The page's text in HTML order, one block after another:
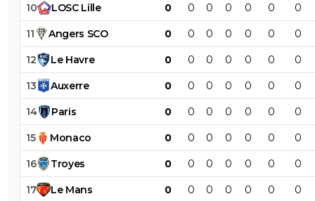
10 LOSC Lille 0 0 0 0 0 0 0
11 Angers SCO 0 0 0 0 0 0 0
12 Le Havre 0 0 0 0 0 0 0
13 Auxerre 0 0 0 0 0 0 0
14 Paris 0 0 0 0 0 0 0
15 Monaco 0 0 0 0 0 0 0
16 Troyes 0 0 0 0 0 0 0
17 Le Mans 0 0 0 0 0 0 0